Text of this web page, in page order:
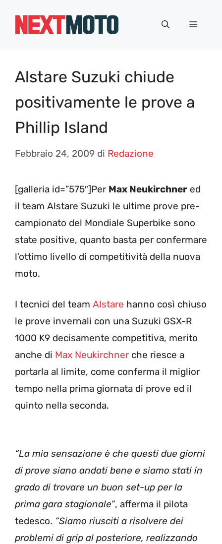
Menu
Alstare Suzuki chiude
positivamente le prove a
Phillip Island
Febbraio 24, 2009 di Redazione
[galleria id=”575″]Per Max Neukirchner ed
il team Alstare Suzuki le ultime prove pre-
campionato del Mondiale Superbike sono
state positive, quanto basta per confermare
l’ottimo livello di competitività della nuova
moto.
I tecnici del team Alstare hanno così chiuso
le prove invernali con una Suzuki GSX-R
1000 K9 decisamente competitiva, merito
anche di Max Neukirchner che riesce a
portarla al limite, come conferma il miglior
tempo nella prima giornata di prove ed il
quinto nella seconda.
“La mia sensazione è che questi due giorni
di prove siano andati bene e siamo stati in
grado di trovare un buon set-up per la
prima gara stagionale”, afferma il pilota
tedesco. “Siamo riusciti a risolvere dei
problemi di grip al posteriore, realizzando